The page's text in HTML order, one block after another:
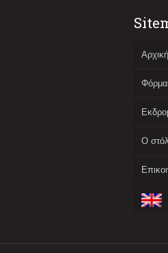
Αρχική
Ο